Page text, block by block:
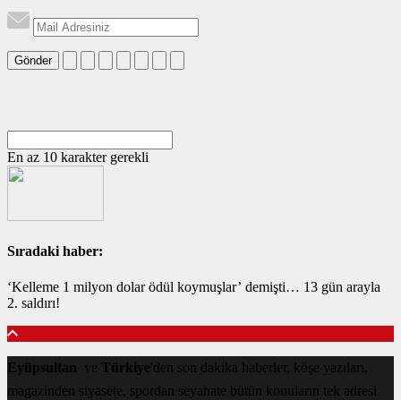
Gönder
En az 10 karakter gerekli
Sıradaki haber:
‘Kelleme 1 milyon dolar ödül koymuşlar’ demişti… 13 gün arayla
2. saldırı!
Eyüpsultan ve Türkiye'den son dakika haberler, köşe yazıları,
magazinden siyasete, spordan seyahate bütün konuların tek adresi